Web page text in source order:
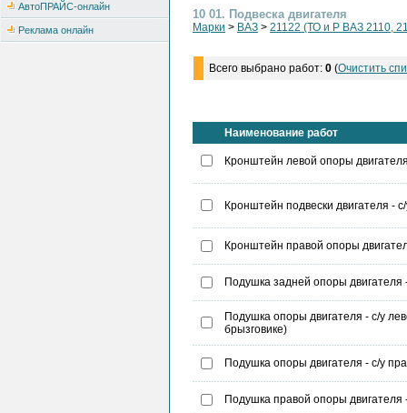
АвтоПРАЙС-онлайн
Реклама онлайн
10 01. Подвеска двигателя
Марки > ВАЗ > 21122 (ТО и Р ВАЗ 2110,
Всего выбрано работ: 0 (Очистить
Наименование работ
Кронштейн левой опоры
Кронштейн подвески двигателя -
Кронштейн правой опоры
Подушка задней опоры двигателя
Подушка опоры двигателя - с/у
брызговике)
Подушка опоры двигателя - с/у
Подушка правой опоры двигателя